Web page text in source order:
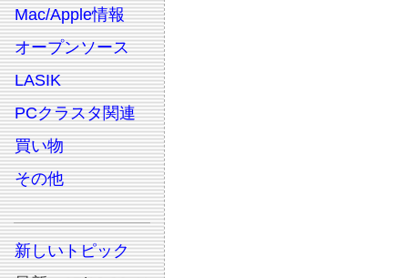
Mac/Apple情報
オープンソース
LASIK
PCクラスタ関連
買い物
その他
新しいトピック